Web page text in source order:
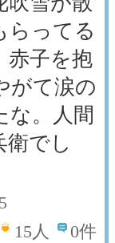
らってる
赤子を抱
がて涙の
な。人間
衛でし
15人 0件